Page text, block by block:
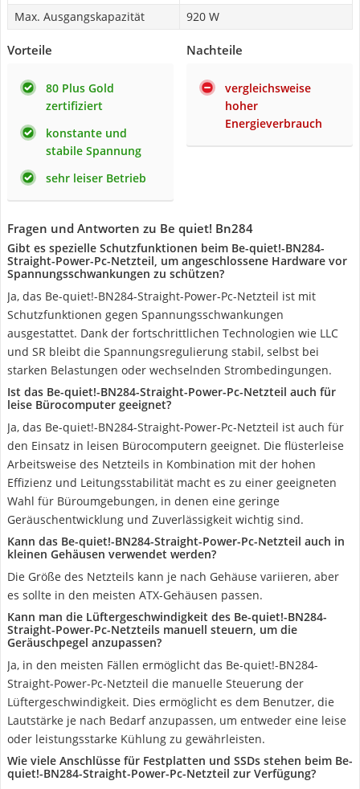
Max. Ausgangskapazität
920 W
Vorteile
80 Plus Gold
zertifiziert
konstante und
stabile Spannung
sehr leiser Betrieb
Nachteile
vergleichsweise
hoher
Energieverbrauch
Fragen und Antworten zu Be quiet! ‎Bn284
Gibt es spezielle Schutzfunktionen beim Be-quiet!-BN284-
Straight-Power-Pc-Netzteil, um angeschlossene Hardware vor
Spannungsschwankungen zu schützen?
Ja, das Be-quiet!-BN284-Straight-Power-Pc-Netzteil ist mit
Schutzfunktionen gegen Spannungsschwankungen
ausgestattet. Dank der fortschrittlichen Technologien wie LLC
und SR bleibt die Spannungsregulierung stabil, selbst bei
starken Belastungen oder wechselnden Strombedingungen.
Ist das Be-quiet!-BN284-Straight-Power-Pc-Netzteil auch für
leise Bürocomputer geeignet?
Ja, das Be-quiet!-BN284-Straight-Power-Pc-Netzteil ist auch für
den Einsatz in leisen Bürocomputern geeignet. Die flüsterleise
Arbeitsweise des Netzteils in Kombination mit der hohen
Effizienz und Leitungsstabilität macht es zu einer geeigneten
Wahl für Büroumgebungen, in denen eine geringe
Geräuschentwicklung und Zuverlässigkeit wichtig sind.
Kann das Be-quiet!-BN284-Straight-Power-Pc-Netzteil auch in
kleinen Gehäusen verwendet werden?
Die Größe des Netzteils kann je nach Gehäuse variieren, aber
es sollte in den meisten ATX-Gehäusen passen.
Kann man die Lüftergeschwindigkeit des Be-quiet!-BN284-
Straight-Power-Pc-Netzteils manuell steuern, um die
Geräuschpegel anzupassen?
Ja, in den meisten Fällen ermöglicht das Be-quiet!-BN284-
Straight-Power-Pc-Netzteil die manuelle Steuerung der
Lüftergeschwindigkeit. Dies ermöglicht es dem Benutzer, die
Lautstärke je nach Bedarf anzupassen, um entweder eine leise
oder leistungsstarke Kühlung zu gewährleisten.
Wie viele Anschlüsse für Festplatten und SSDs stehen beim Be-
quiet!-BN284-Straight-Power-Pc-Netzteil zur Verfügung?